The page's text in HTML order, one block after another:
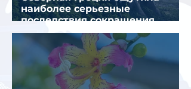
наиболее серьезные
последствия сокращения
турпотока из России